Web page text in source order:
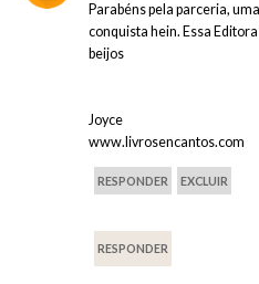
Parabéns pela parceria,
conquista hein. Essa
beijos
Joyce
www.livrosencantos.com
RESPONDER EXCLUIR
RESPONDER